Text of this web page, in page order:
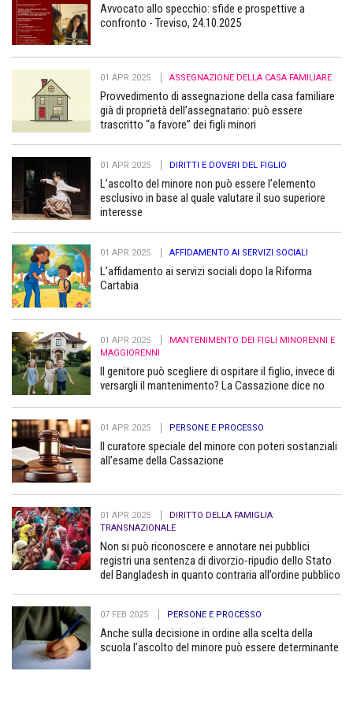
Avvocato allo specchio: sfide e prospettive a
confronto - Treviso, 24.10.2025
01 APR 2025 ASSEGNAZIONE DELLA CASA FAMILIARE
Provvedimento di assegnazione della casa familiare
già di proprietà dell’assegnatario: può essere
trascritto “a favore” dei figli minori
01 APR 2025 DIRITTI E DOVERI DEL FIGLIO
L’ascolto del minore non può essere l’elemento
esclusivo in base al quale valutare il suo superiore
interesse
01 APR 2025 AFFIDAMENTO AI SERVIZI SOCIALI
L’affidamento ai servizi sociali dopo la Riforma
Cartabia
01 APR 2025
MANTENIMENTO DEI FIGLI MINORENNI E
MAGGIORENNI
Il genitore può scegliere di ospitare il figlio, invece di
versargli il mantenimento? La Cassazione dice no
01 APR 2025 PERSONE E PROCESSO
Il curatore speciale del minore con poteri sostanziali
all’esame della Cassazione
01 APR 2025
DIRITTO DELLA FAMIGLIA
TRANSNAZIONALE
Non si può riconoscere e annotare nei pubblici
registri una sentenza di divorzio-ripudio dello Stato
del Bangladesh in quanto contraria all’ordine pubblico
07 FEB 2025 PERSONE E PROCESSO
Anche sulla decisione in ordine alla scelta della
scuola l’ascolto del minore può essere determinante